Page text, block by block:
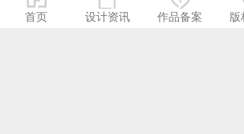
更新时间：2026-
首页 设计资讯 作品备案 版